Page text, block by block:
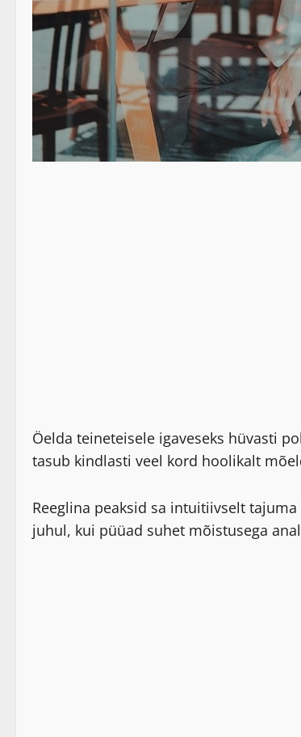
Öelda teineteisele igaveseks hüvasti
tasub kindlasti veel kord hoolikalt
Reeglina peaksid sa intuitiivselt
juhul, kui püüad suhet mõistusega